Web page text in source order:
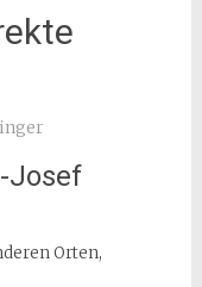
Josef
Orten,